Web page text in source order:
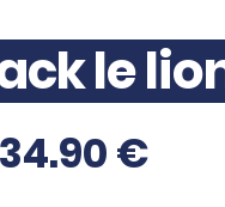
le lion
34.90€